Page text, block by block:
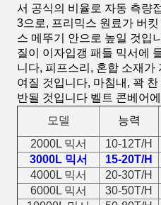
서 공식의 비율로 자동 측량
3으로, 프리믹스 원료가 버
스 메뚜기 안으로 높일 것입
질이 이자입갱 패들 믹서에
니다, 피프스리, 혼합 소재가
여질 것입니다, 마침내, 꽉
반될 것입니다 벨트 콘베어
모델
능력
2000L 믹서
10-12T/H
3000L 믹서
15-20T/H
4000L 믹서
20-30T/H
6000L 믹서
30-50T/H